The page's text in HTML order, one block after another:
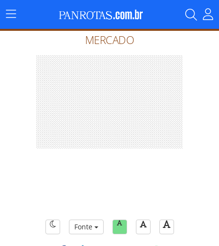
Menu
Principal
MERCADO
Fonte